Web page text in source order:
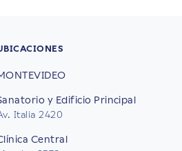
y Edificio Principal
Italia 2420
Central